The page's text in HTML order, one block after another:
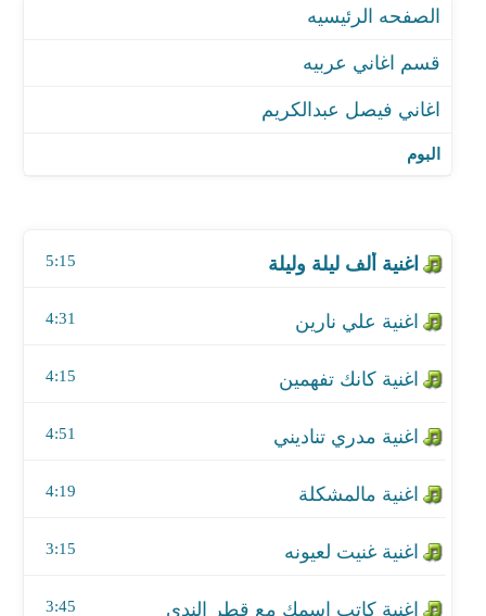
البوم
اغنية ألف ليلة وليلة
5:15
4:31
4:15
4:51
4:19
اغنية غنيت لعيونه
3:15
اغنية كاتب اسمك مع قطر الندى
3:45
اغنية اتفقنا
اغنية أتمنى أنساك